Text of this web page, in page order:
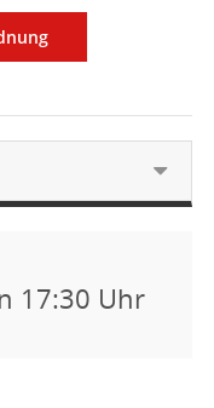
17:30 Uhr